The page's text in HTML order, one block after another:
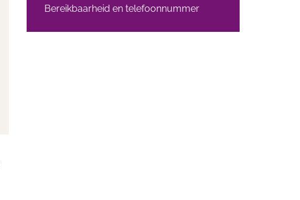
Bereikbaarheid en telefoonnummer